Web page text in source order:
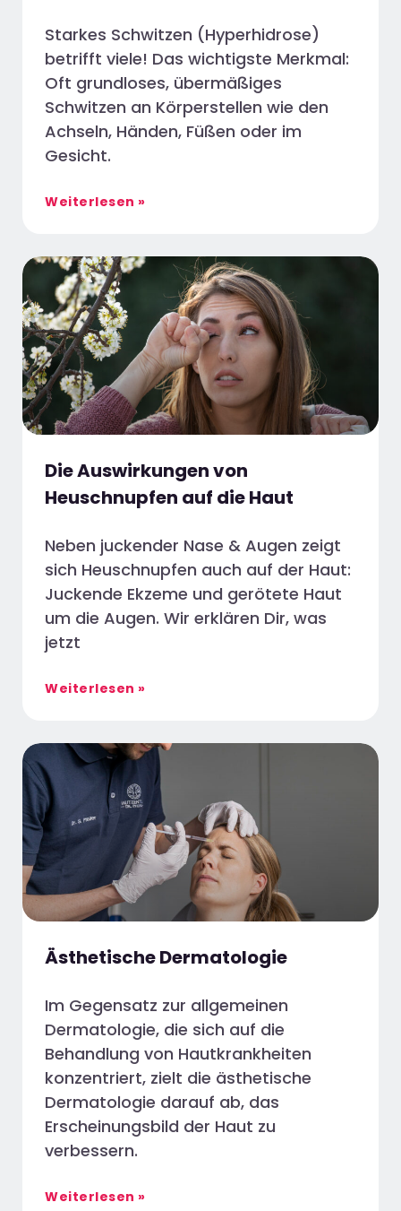
Starkes Schwitzen (Hyperhidrose)
betrifft viele! Das wichtigste Merkmal:
Oft grundloses, übermäßiges
Schwitzen an Körperstellen wie den
Achseln, Händen, Füßen oder im
Gesicht.
Weiterlesen »
Die Auswirkungen von
Heuschnupfen auf die Haut
Neben juckender Nase & Augen zeigt
sich Heuschnupfen auch auf der Haut:
Juckende Ekzeme und gerötete Haut
um die Augen. Wir erklären Dir, was
jetzt
Weiterlesen »
Ästhetische Dermatologie
Im Gegensatz zur allgemeinen
Dermatologie, die sich auf die
Behandlung von Hautkrankheiten
konzentriert, zielt die ästhetische
Dermatologie darauf ab, das
Erscheinungsbild der Haut zu
verbessern.
Weiterlesen »